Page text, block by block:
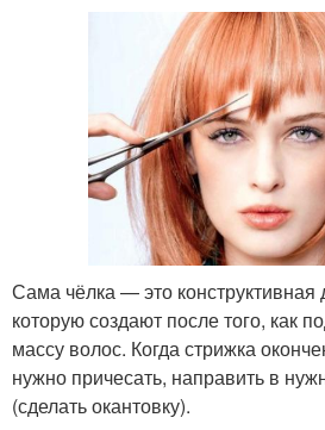
Сама чёлка — это конструктивная
которую создают после того, как
массу волос. Когда стрижка
нужно причесать, направить в
(сделать окантовку).